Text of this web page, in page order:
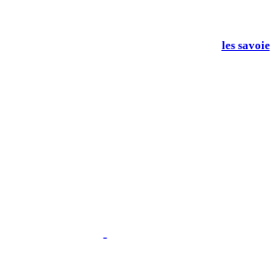
les savoie